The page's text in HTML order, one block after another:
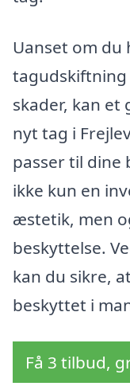
Uanset om
skader, kan et
nyt tag i
passer til dine
ikke kun en
æstetik, men
beskyttelse.
kan du sikre,
beskyttet i
Få 3 tilbud,